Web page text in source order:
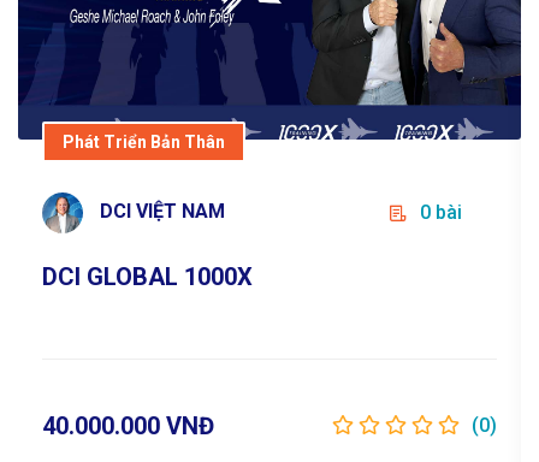
Phát Triển Bản Thân
DCI VIỆT NAM 0 bài
DCI GLOBAL 1000X
40.000.000 VNĐ (0)
40.000.000 VNĐ
DCI VIỆT NAM 0 bài
Chi tiết